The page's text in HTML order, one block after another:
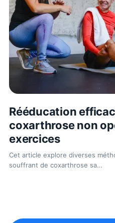
Rééducation
coxarthrose non
exercices
Cet article explore diverses
souffrant de coxarthrose sa…